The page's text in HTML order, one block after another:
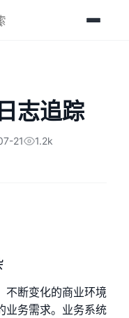
志追踪
21 1.2k
不断变化的商业环境
业务需求。业务系统